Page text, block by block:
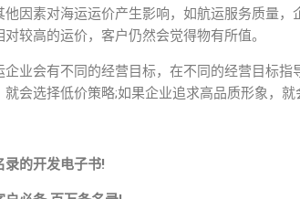
他因素对海运运价产生影响，如航运服务质量，
对较高的运价，客户仍然会觉得物有所值。
企业会有不同的经营目标，在不同的经营目标
就会选择低价策略;如果企业追求高品质形象，就
录的开发电子书!